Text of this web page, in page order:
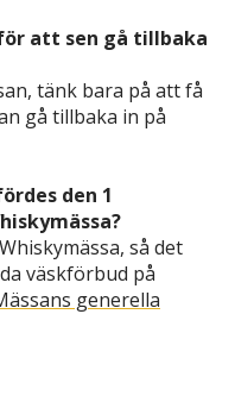
att sen gå tillbaka
tänk bara på att få
gå tillbaka in på
den 1
så det
väskförbud på
generella